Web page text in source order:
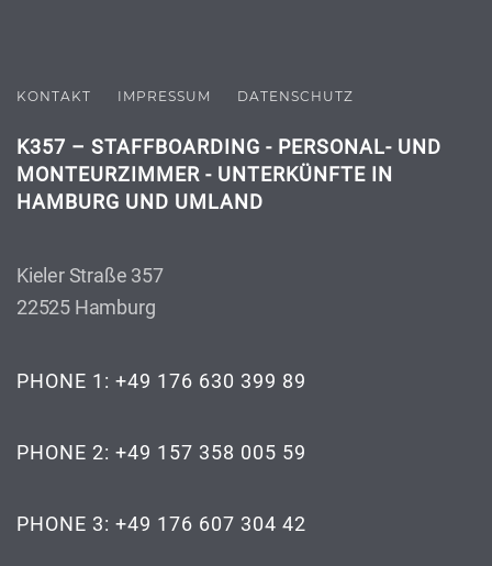
KONTAKT IMPRESSUM DATENSCHUTZ
K357 – STAFFBOARDING - PERSONAL- UND
MONTEURZIMMER - UNTERKÜNFTE IN
HAMBURG UND UMLAND
Kieler Straße 357
22525 Hamburg
PHONE 1: +49 176 630 399 89
PHONE 2: +49 157 358 005 59
PHONE 3: +49 176 607 304 42